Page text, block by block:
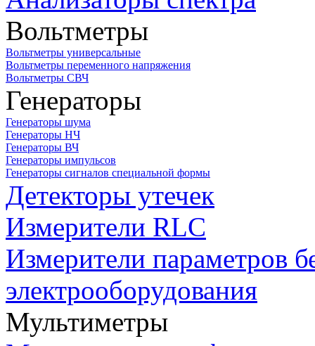
Вольтметры
Вольтметры универсальные
Вольтметры переменного напряжения
Вольтметры СВЧ
Генераторы
Генераторы шума
Генераторы НЧ
Генераторы ВЧ
Генераторы импульсов
Генераторы сигналов специальной формы
Детекторы утечек
Измерители RLC
Измерители параметров
электрооборудования
Мультиметры